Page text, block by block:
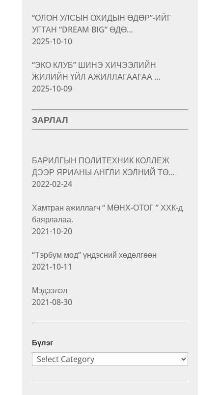
“ОЛОН УЛСЫН ОХИДЫН ӨДӨР”-ИЙГ
УГТАН “DREAM BIG” ӨДӨ…
2025-10-10
“ЭКО КЛУБ” ШИНЭ ХИЧЭЭЛИЙН
ЖИЛИЙН ҮЙЛ АЖИЛЛАГААГАА …
2025-10-09
ЗАРЛАЛ
БАРИЛГЫН ПОЛИТЕХНИК КОЛЛЕЖ
ДЭЭР ЯРИАНЫ АНГЛИ ХЭЛНИЙ ТӨ…
2022-02-24
Хамтран ажиллагч “ МӨНХ-ОТОГ ” ХХК-д
баярлалаа.
2021-10-20
“Тэрбум мод” үндэсний хөдөлгөөн
2021-10-11
Мэдээлэл
2021-08-30
Бүлэг
Бүлэг